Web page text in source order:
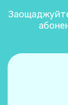
Заощаджуйте